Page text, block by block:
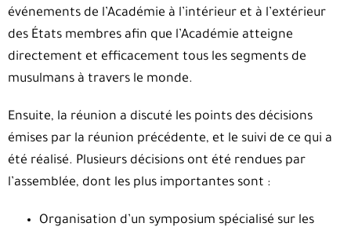
événements de l’Académie à l’intérieur et à l’extérieur
des États membres afin que l’Académie atteigne
directement et efficacement tous les segments de
musulmans à travers le monde.
Ensuite, la réunion a discuté les points des décisions
émises par la réunion précédente, et le suivi de ce qui a
été réalisé. Plusieurs décisions ont été rendues par
l’assemblée, dont les plus importantes sont :
Organisation d’un symposium spécialisé sur les